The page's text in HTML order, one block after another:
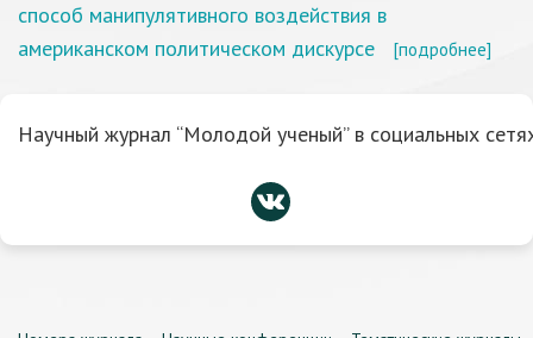
способ манипулятивного воздействия в
американском политическом дискурсе
[подробнее]
Научный журнал “Молодой ученый” в социальных